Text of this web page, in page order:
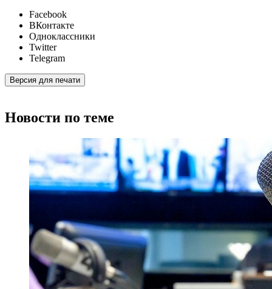
Facebook
ВКонтакте
Одноклассники
Twitter
Telegram
Версия для печати
Новости по теме